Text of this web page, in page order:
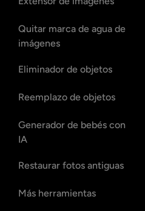
Quitar marca de agua de
imágenes
Eliminador de objetos
Reemplazo de objetos
Generador de bebés con
IA
Restaurar fotos antiguas
Más herramientas